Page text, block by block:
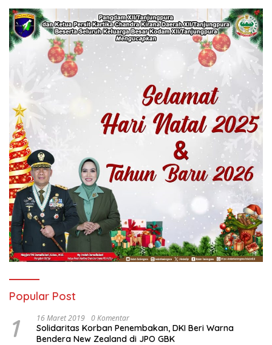
Popular Post
1 16 Maret 2019 0 Komentar
Solidaritas Korban Penembakan, DKI Beri Warna
Bendera New Zealand di JPO GBK